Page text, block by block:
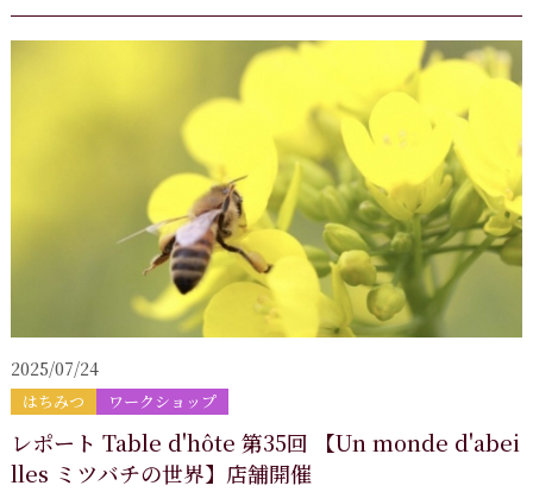
2025/07/24
はちみつ ワークショップ
レポート Table d'hôte 第35回 【Un monde d'abei
lles ミツバチの世界】店舗開催